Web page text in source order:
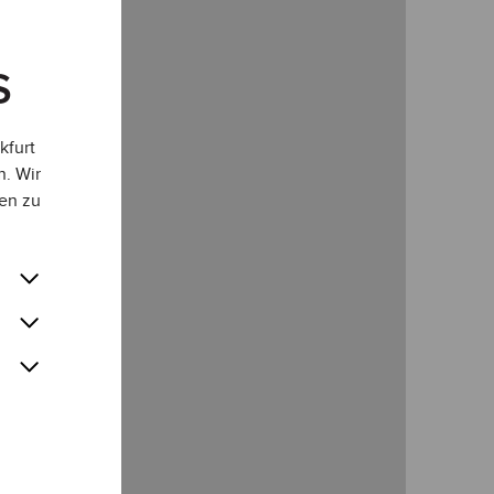
Wir
zu